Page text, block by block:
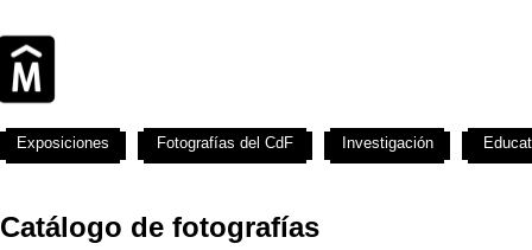
Catálogo de fotografías
Exposiciones Fotografías del CdF Investigación